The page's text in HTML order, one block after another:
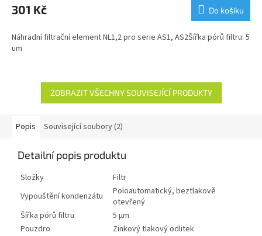
301 Kč Do košíku
Náhradní filtrační element NL1,2 pro serie AS1, AS2Šířka pórů filtru: 5
um
ZOBRAZIT VŠECHNY SOUVISEJÍCÍ PRODUKTY
Popis Související soubory (2)
Detailní popis produktu
Složky
Filtr
Vypouštění kondenzátu
Poloautomatický, beztlakově
otevřený
Šířka pórů filtru
5 µm
Pouzdro
Zinkový tlakový odlitek